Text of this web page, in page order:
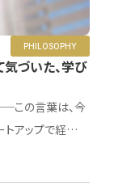
PHILOSOPHY
づいた、学び
この言葉は、今
トアップで経…